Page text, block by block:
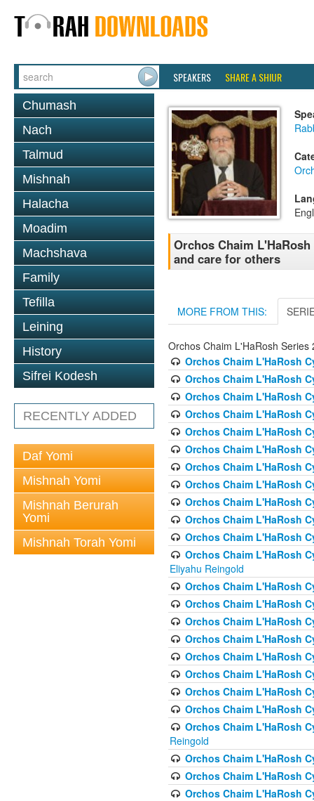
SPEAKERS SHARE A SHIUR
Chumash
Nach
Talmud
Mishnah
Halacha
Moadim
Machshava
Family
Tefilla
Leining
History
Sifrei Kodesh
RECENTLY ADDED
Daf Yomi
Mishnah Yomi
Mishnah Berurah
Yomi
Mishnah Torah Yomi
Orchos Chaim
and care for others
MORE FROM THIS:
Orchos Chaim L'HaRosh Series
Orchos Chaim L'HaRosh
Orchos Chaim L'HaRosh
Orchos Chaim L'HaRosh
Orchos Chaim L'HaRosh
Orchos Chaim L'HaRosh
Orchos Chaim L'HaRosh
Orchos Chaim L'HaRosh
Orchos Chaim L'HaRosh
Orchos Chaim L'HaRosh
Orchos Chaim L'HaRosh
Orchos Chaim L'HaRosh
Orchos Chaim L'HaRosh
Eliyahu Reingold
Orchos Chaim L'HaRosh
Orchos Chaim L'HaRosh
Orchos Chaim L'HaRosh
Orchos Chaim L'HaRosh
Orchos Chaim L'HaRosh
Orchos Chaim L'HaRosh
Orchos Chaim L'HaRosh
Orchos Chaim L'HaRosh
Orchos Chaim L'HaRosh
Reingold
Orchos Chaim L'HaRosh
Orchos Chaim L'HaRosh
Orchos Chaim L'HaRosh